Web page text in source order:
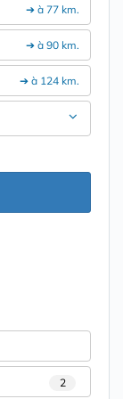
➔ à 77 km.
➔ à 90 km.
➔ à 124 km.
2